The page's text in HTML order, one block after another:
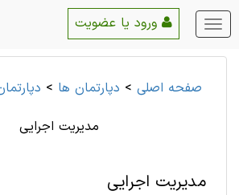
منو
اصلی
صفحه اصلی > دپارتمان ها >
مدیریت اجرایی
مدیریت اجرایی